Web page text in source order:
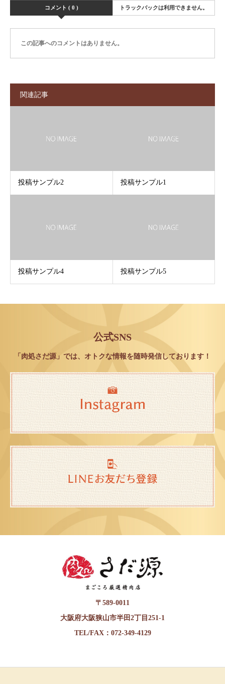
コメント ( 0 ) トラックバックは利用できません。
この記事へのコメントはありません。
関連記事
投稿サンプル2 投稿サンプル1
投稿サンプル4 投稿サンプル5
公式SNS
「肉処さだ源」では、オトクな情報を随時発信しております！
〒589-0011
大阪府大阪狭山市半田2丁目251-1
TEL/FAX：072-349-4129